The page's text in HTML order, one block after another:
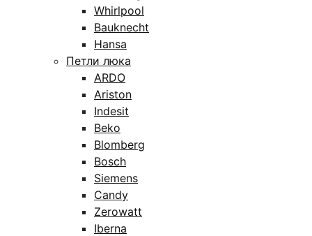
Whirlpool
Bauknecht
Hansa
Петли люка
ARDO
Ariston
Indesit
Beko
Blomberg
Bosch
Siemens
Candy
Zerowatt
Iberna